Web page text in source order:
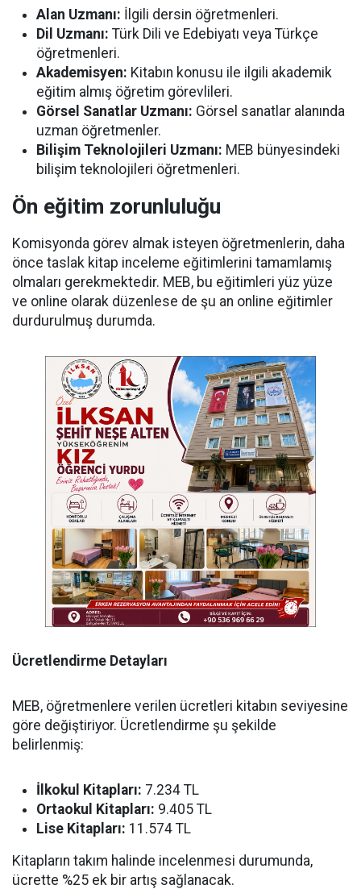
Alan Uzmanı: İlgili dersin öğretmenleri.
Dil Uzmanı: Türk Dili ve Edebiyatı veya Türkçe
öğretmenleri.
Akademisyen: Kitabın konusu ile ilgili akademik
eğitim almış öğretim görevlileri.
Görsel Sanatlar Uzmanı: Görsel sanatlar alanında
uzman öğretmenler.
Bilişim Teknolojileri Uzmanı: MEB bünyesindeki
bilişim teknolojileri öğretmenleri.
Ön eğitim zorunluluğu
Komisyonda görev almak isteyen öğretmenlerin, daha
önce taslak kitap inceleme eğitimlerini tamamlamış
olmaları gerekmektedir. MEB, bu eğitimleri yüz yüze
ve online olarak düzenlese de şu an online eğitimler
durdurulmuş durumda.
Ücretlendirme Detayları
MEB, öğretmenlere verilen ücretleri kitabın seviyesine
göre değiştiriyor. Ücretlendirme şu şekilde
belirlenmiş:
İlkokul Kitapları: 7.234 TL
Ortaokul Kitapları: 9.405 TL
Lise Kitapları: 11.574 TL
Kitapların takım halinde incelenmesi durumunda,
ücrette %25 ek bir artış sağlanacak.